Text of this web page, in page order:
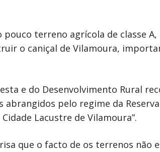
terreno agrícola de classe A,
o caniçal de Vilamoura,
e do Desenvolvimento Rural
pelo regime da Reserva
Lacustre de Vilamoura”.
que o facto de os terrenos não